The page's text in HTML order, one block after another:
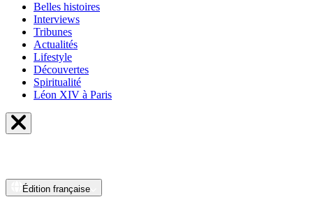
Belles histoires
Interviews
Tribunes
Actualités
Lifestyle
Découvertes
Spiritualité
Léon XIV à Paris
Édition française